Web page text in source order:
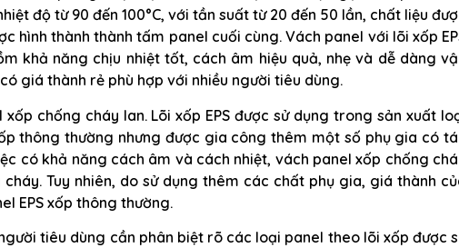
độ từ 90 đến 100°C, với tần suất từ 20 đến 50 lần, chất liệu
hình thành thành tấm panel cuối cùng. Vách panel với lõi xốp
khả năng chịu nhiệt tốt, cách âm hiệu quả, nhẹ và dễ dàng
giá thành rẻ phù hợp với nhiều người tiêu dùng.
chống cháy lan. Lõi xốp EPS được sử dụng trong sản xuất
thông thường nhưng được gia công thêm một số phụ gia có
có khả năng cách âm và cách nhiệt, vách panel xốp chống
Tuy nhiên, do sử dụng thêm các chất phụ gia, giá thành
EPS xốp thông thường.
tiêu dùng cần phân biệt rõ các loại panel theo lõi xốp được